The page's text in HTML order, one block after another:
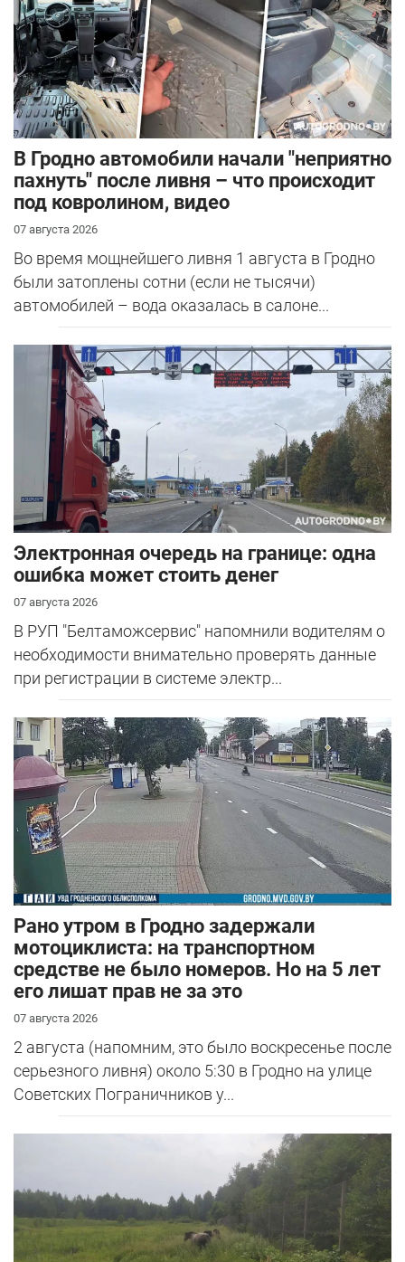
В Гродно автомобили начали "неприятно
пахнуть" после ливня – что происходит
под ковролином, видео
07 августа 2026
Во время мощнейшего ливня 1 августа в Гродно
были затоплены сотни (если не тысячи)
автомобилей – вода оказалась в салоне...
Электронная очередь на границе: одна
ошибка может стоить денег
07 августа 2026
В РУП "Белтаможсервис" напомнили водителям о
необходимости внимательно проверять данные
при регистрации в системе электр...
Рано утром в Гродно задержали
мотоциклиста: на транспортном
средстве не было номеров. Но на 5 лет
его лишат прав не за это
07 августа 2026
2 августа (напомним, это было воскресенье после
серьезного ливня) около 5:30 в Гродно на улице
Советских Пограничников у...